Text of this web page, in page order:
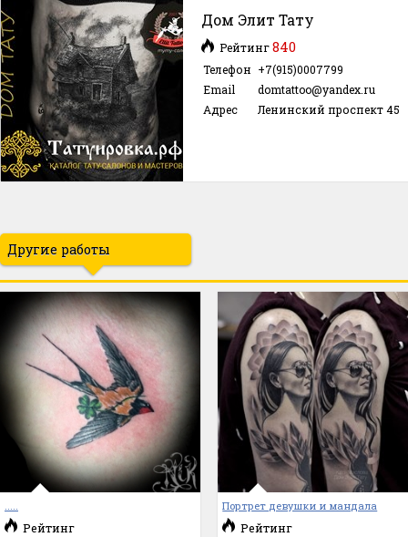
Дом Элит Тату
Рейтинг840
Телефон +7(915)0007799
Email
domtattoo@yandex.ru
Адрес
Ленинский проспект 45
Другие работы
Рейтинг
Портрет девушки и мандала
Рейтинг